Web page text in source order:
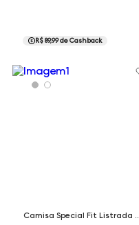
R$ 89,99de Cashback